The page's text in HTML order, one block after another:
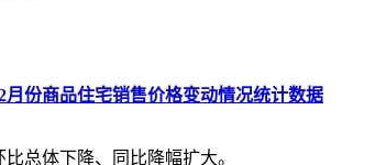
月份商品住宅销售价格变动情况统计数据
总体下降、同比降幅扩大。